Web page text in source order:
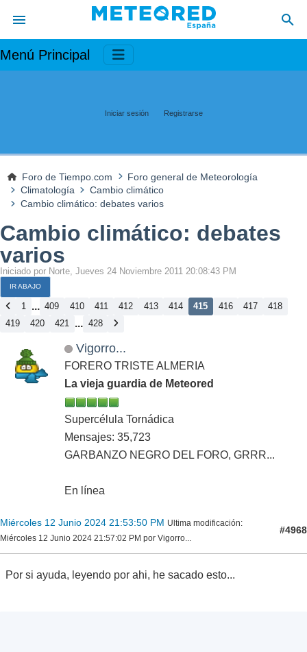
Menú Principal
Iniciar sesión Registrarse
Foro de Tiempo.com
Foro general de Meteorología
Climatología
Cambio climático
Cambio climático: debates varios
Cambio climático: debates
varios
Iniciado por Norte, Jueves 24 Noviembre 2011 20:08:43 PM
IR ABAJO
1 ... 409 410 411 412 413 414 415 416 417
418
419
420 421 ... 428
Vigorro...
FORERO TRISTE ALMERIA
La vieja guardia de Meteored
Supercélula Tornádica
Mensajes: 35,723
GARBANZO NEGRO DEL FORO, GRRR...
En línea
Miércoles 12 Junio 2024 21:53:50 PM Ultima modificación:
Miércoles 12 Junio 2024 21:57:02 PM por Vigorro...
#4968
Por si ayuda, leyendo por ahi, he sacado esto...